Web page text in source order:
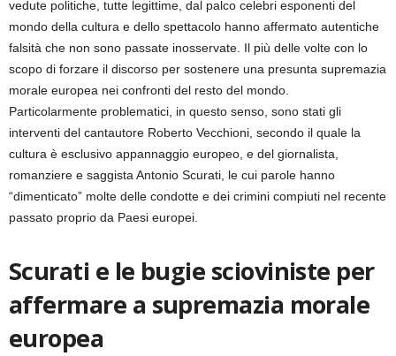
vedute politiche, tutte legittime, dal palco celebri esponenti del
mondo della cultura e dello spettacolo hanno affermato autentiche
falsità che non sono passate inosservate. Il più delle volte con lo
scopo di forzare il discorso per sostenere una presunta supremazia
morale europea nei confronti del resto del mondo.
Particolarmente problematici, in questo senso, sono stati gli
interventi del cantautore Roberto Vecchioni, secondo il quale la
cultura è esclusivo appannaggio europeo, e del giornalista,
romanziere e saggista Antonio Scurati, le cui parole hanno
“dimenticato” molte delle condotte e dei crimini compiuti nel recente
passato proprio da Paesi europei.
Scurati e le bugie scioviniste per
affermare a supremazia morale
europea